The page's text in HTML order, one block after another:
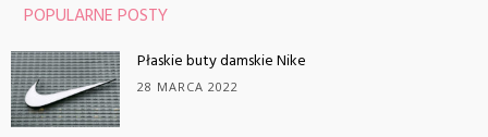
POPULARNE POSTY
Płaskie buty damskie Nike
28 MARCA 2022